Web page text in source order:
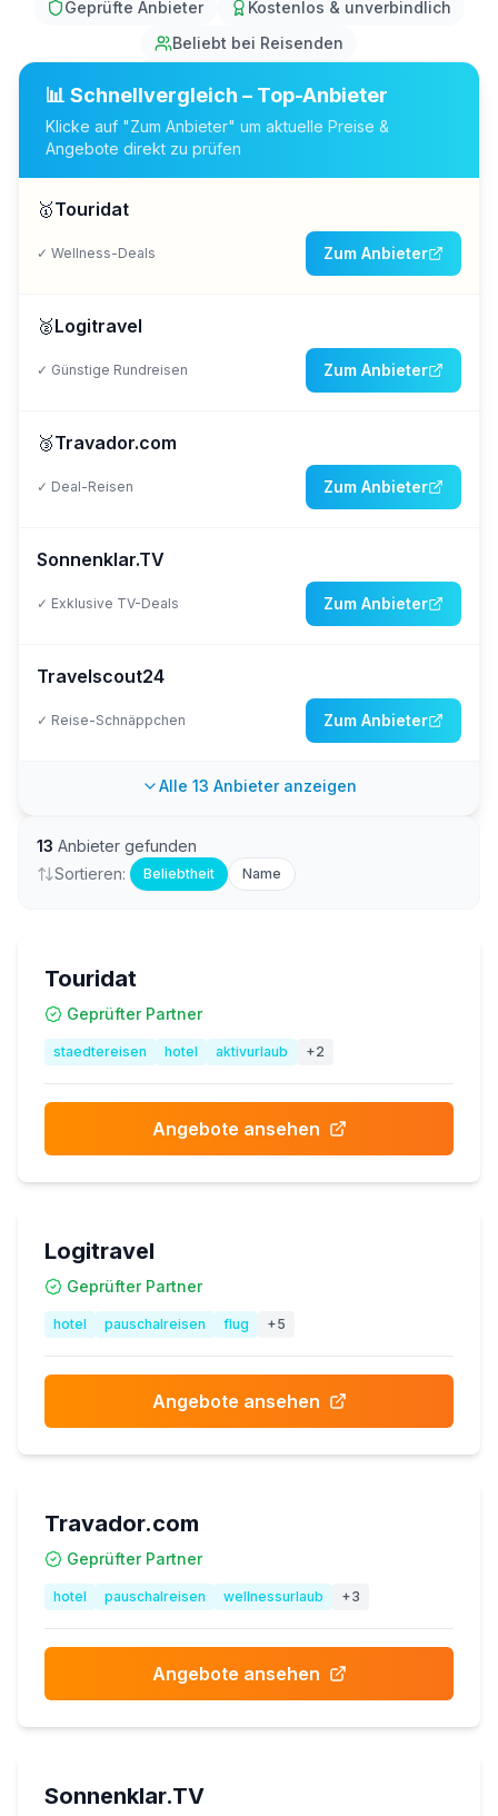
Geprüfte Anbieter
Kostenlos & unverbindlich
Beliebt bei Reisenden
📊 Schnellvergleich – Top-Anbieter
Klicke auf "Zum Anbieter" um aktuelle Preise &
Angebote direkt zu prüfen
🥇Touridat
✓ Wellness-Deals Zum Anbieter
🥈Logitravel
✓ Günstige Rundreisen Zum Anbieter
🥉Travador.com
✓ Deal-Reisen Zum Anbieter
Sonnenklar.TV
✓ Exklusive TV-Deals Zum Anbieter
Travelscout24
✓ Reise-Schnäppchen Zum Anbieter
Alle 13 Anbieter anzeigen
13 Anbieter gefunden
Sortieren:
Beliebtheit Name
Touridat
Geprüfter Partner
staedtereisen hotel aktivurlaub +2
Angebote ansehen
Logitravel
Geprüfter Partner
hotel pauschalreisen flug +5
Angebote ansehen
Travador.com
Geprüfter Partner
hotel pauschalreisen wellnessurlaub +3
Angebote ansehen
Sonnenklar.TV